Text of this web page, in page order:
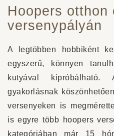
Hoopers otthon
versenypályán
A legtöbben hobbiként
egyszerű, könnyen
kutyával kipróbálható.
gyakorlásnak
versenyeken is
is egyre több hoopers
kategóriában már 15